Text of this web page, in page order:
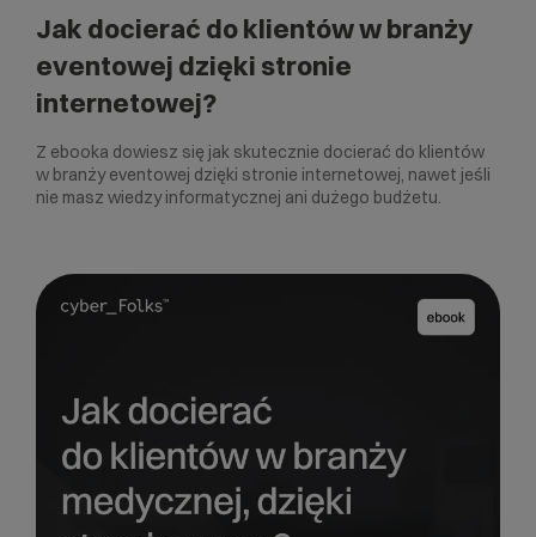
Jak docierać do klientów w branży
eventowej dzięki stronie
internetowej?
Z ebooka dowiesz się jak skutecznie docierać do klientów
w branży eventowej dzięki stronie internetowej, nawet jeśli
nie masz wiedzy informatycznej ani dużego budżetu.